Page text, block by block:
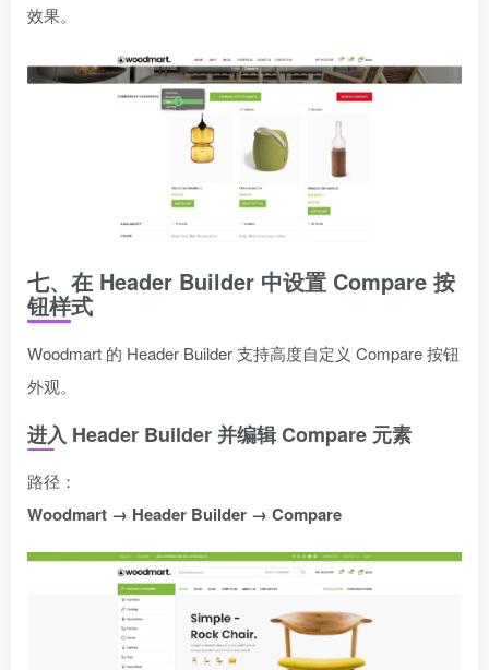
效果。
七、在 Header Builder 中设置 Compare 按
钮样式
Woodmart 的 Header Builder 支持高度自定义 Compare 按钮
外观。
进入 Header Builder 并编辑 Compare 元素
路径：
Woodmart → Header Builder → Compare